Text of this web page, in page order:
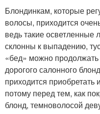
Блондинкам, которые
волосы, приходится
ведь такие осветленные
склонны к выпадению,
«бед» можно
дорогого салонного
приходится
потому перед тем, как
блонд, темноволосой